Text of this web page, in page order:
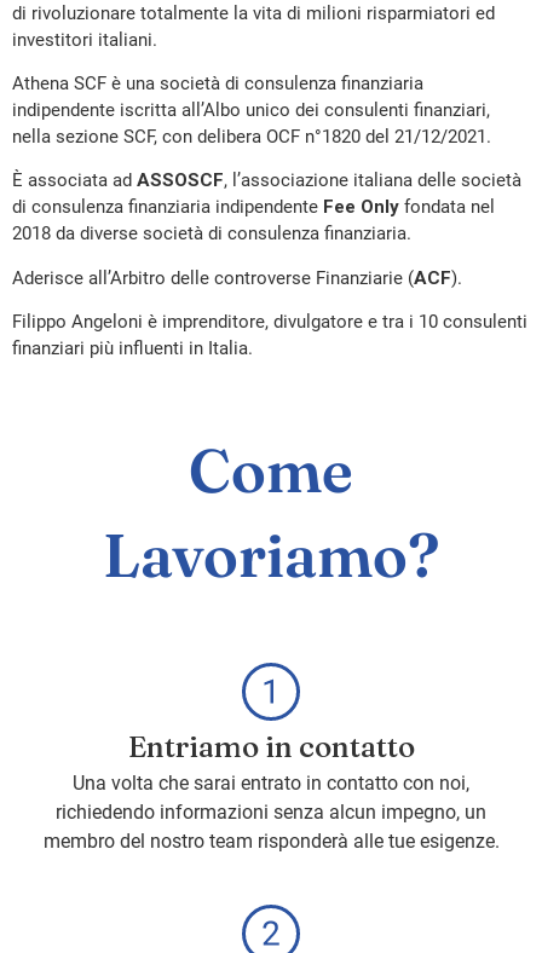
di rivoluzionare totalmente la vita di milioni risparmiatori ed
investitori italiani.
Athena SCF è una società di consulenza finanziaria
indipendente iscritta all’Albo unico dei consulenti finanziari,
nella sezione SCF, con delibera OCF n°1820 del 21/12/2021.
È associata ad ASSOSCF, l’associazione italiana delle società
di consulenza finanziaria indipendente Fee Only fondata nel
2018 da diverse società di consulenza finanziaria.
Aderisce all’Arbitro delle controverse Finanziarie (ACF).
Filippo Angeloni è imprenditore, divulgatore e tra i 10 consulenti
finanziari più influenti in Italia.
Come
Lavoriamo?
Entriamo in contatto
Una volta che sarai entrato in contatto con noi,
richiedendo informazioni senza alcun impegno, un
membro del nostro team risponderà alle tue esigenze.